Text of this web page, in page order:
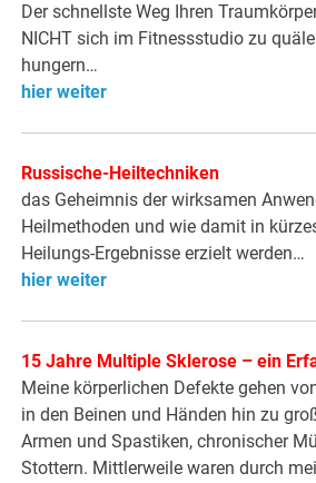
Der schnellste Weg Ihren
NICHT sich im Fitnessstudio zu
hungern…
hier weiter
Russische-Heiltechniken
das Geheimnis der wirksamen
Heilmethoden und wie damit in
Heilungs-Ergebnisse erzielt werden…
hier weiter
15 Jahre Multiple Sklerose – ein
Meine körperlichen Defekte gehen
in den Beinen und Händen hin zu
Armen und Spastiken, chronischer
Stottern. Mittlerweile waren durch